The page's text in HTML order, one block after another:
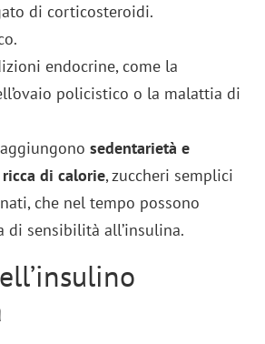
di corticosteroidi.
endocrine, come la
policistico o la malattia di
sedentarietà e
di calorie, zuccheri semplici
che nel tempo possono
di sensibilità all’insulina.